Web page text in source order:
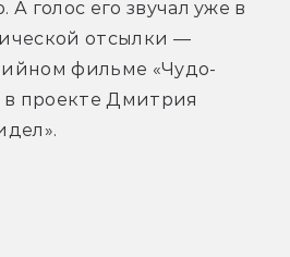
голос его звучал уже в
отсылки —
фильме «Чудо-
проекте Дмитрия